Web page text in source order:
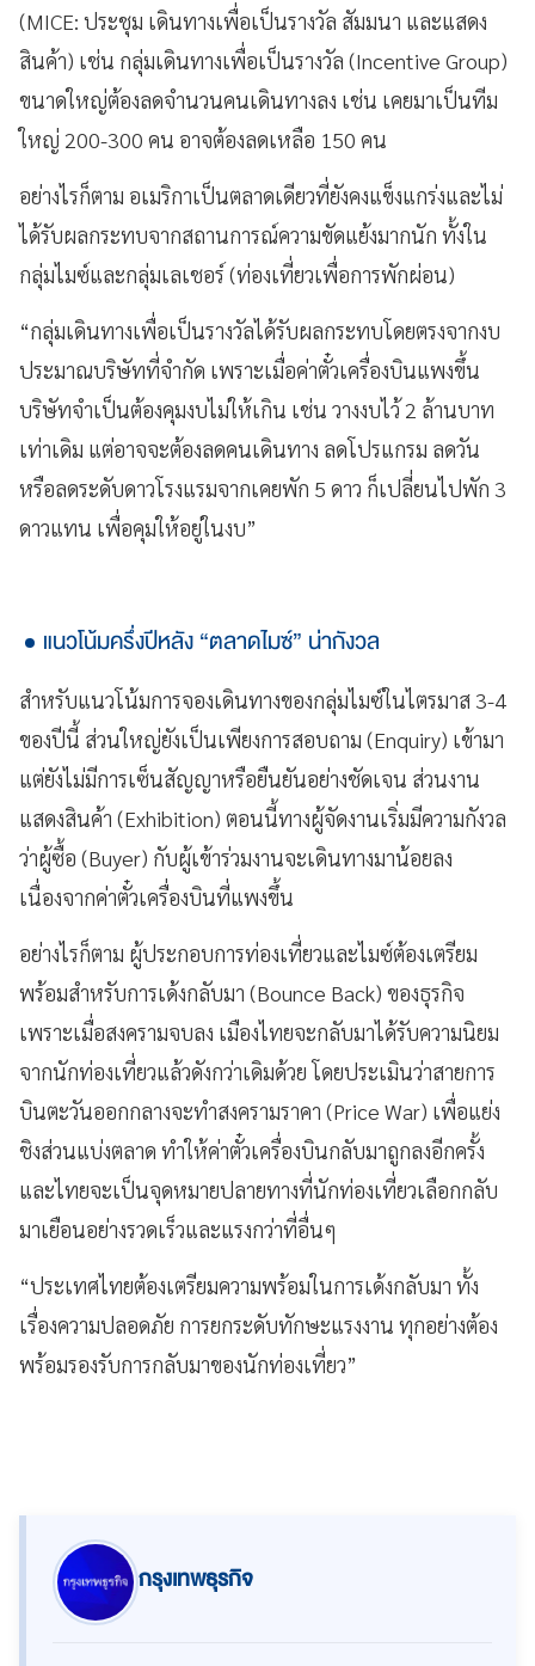
(MICE: ประชุม เดินทางเพื่อเป็นรางวัล สัมมนา และแสดง
สินค้า) เช่น กลุ่มเดินทางเพื่อเป็นรางวัล (Incentive Group)
ขนาดใหญ่ต้องลดจำนวนคนเดินทางลง เช่น เคยมาเป็นทีม
ใหญ่ 200-300 คน อาจต้องลดเหลือ 150 คน
อย่างไรก็ตาม อเมริกาเป็นตลาดเดียวที่ยังคงแข็งแกร่งและไม่
ได้รับผลกระทบจากสถานการณ์ความขัดแย้งมากนัก ทั้งใน
กลุ่มไมซ์และกลุ่มเลเชอร์ (ท่องเที่ยวเพื่อการพักผ่อน)
“กลุ่มเดินทางเพื่อเป็นรางวัลได้รับผลกระทบโดยตรงจากงบ
ประมาณบริษัทที่จำกัด เพราะเมื่อค่าตั๋วเครื่องบินแพงขึ้น
บริษัทจำเป็นต้องคุมงบไม่ให้เกิน เช่น วางงบไว้ 2 ล้านบาท
เท่าเดิม แต่อาจจะต้องลดคนเดินทาง ลดโปรแกรม ลดวัน
หรือลดระดับดาวโรงแรมจากเคยพัก 5 ดาว ก็เปลี่ยนไปพัก 3
ดาวแทน เพื่อคุมให้อยู่ในงบ”
แนวโน้มครึ่งปีหลัง “ตลาดไมซ์” น่ากังวล
สำหรับแนวโน้มการจองเดินทางของกลุ่มไมซ์ในไตรมาส 3-4
ของปีนี้ ส่วนใหญ่ยังเป็นเพียงการสอบถาม (Enquiry) เข้ามา
แต่ยังไม่มีการเซ็นสัญญาหรือยืนยันอย่างชัดเจน ส่วนงาน
แสดงสินค้า (Exhibition) ตอนนี้ทางผู้จัดงานเริ่มมีความกังวล
ว่าผู้ซื้อ (Buyer) กับผู้เข้าร่วมงานจะเดินทางมาน้อยลง
เนื่องจากค่าตั๋วเครื่องบินที่แพงขึ้น
อย่างไรก็ตาม ผู้ประกอบการท่องเที่ยวและไมซ์ต้องเตรียม
พร้อมสำหรับการเด้งกลับมา (Bounce Back) ของธุรกิจ
เพราะเมื่อสงครามจบลง เมืองไทยจะกลับมาได้รับความนิยม
จากนักท่องเที่ยวแล้วดังกว่าเดิมด้วย โดยประเมินว่าสายการ
บินตะวันออกกลางจะทำสงครามราคา (Price War) เพื่อแย่ง
ชิงส่วนแบ่งตลาด ทำให้ค่าตั๋วเครื่องบินกลับมาถูกลงอีกครั้ง
และไทยจะเป็นจุดหมายปลายทางที่นักท่องเที่ยวเลือกกลับ
มาเยือนอย่างรวดเร็วและแรงกว่าที่อื่นๆ
“ประเทศไทยต้องเตรียมความพร้อมในการเด้งกลับมา ทั้ง
เรื่องความปลอดภัย การยกระดับทักษะแรงงาน ทุกอย่างต้อง
พร้อมรองรับการกลับมาของนักท่องเที่ยว”
กรุงเทพธุรกิจ